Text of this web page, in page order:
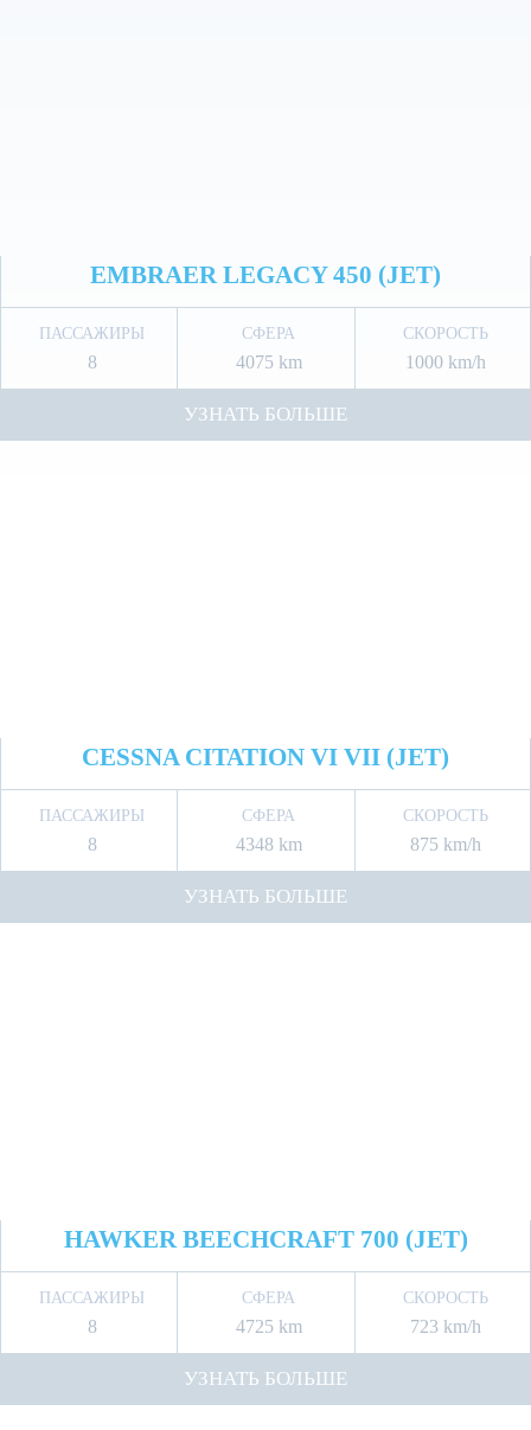
EMBRAER LEGACY 450 (JET)
ПАССАЖИРЫ
8
СФЕРА
4075 km
СКОРОСТЬ
1000 km/h
УЗНАТЬ БОЛЬШЕ
CESSNA CITATION VI VII (JET)
ПАССАЖИРЫ
8
СФЕРА
4348 km
СКОРОСТЬ
875 km/h
УЗНАТЬ БОЛЬШЕ
HAWKER BEECHCRAFT 700 (JET)
ПАССАЖИРЫ
8
СФЕРА
4725 km
СКОРОСТЬ
723 km/h
УЗНАТЬ БОЛЬШЕ